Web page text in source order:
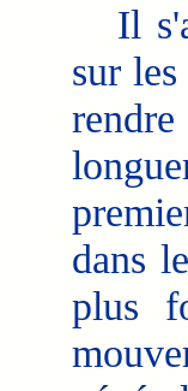
Il
sur
dans
plus